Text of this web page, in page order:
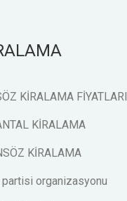
KİRALAMA FİYATLARI
KİRALAMA
KİRALAMA
partisi organizasyonu